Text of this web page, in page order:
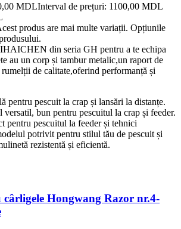
MDLInterval de prețuri: 1100,00 MDL
produs are mai multe variații. Opțiunile
din seria GH pentru a te echipa
au un corp și tambur metalic,un raport de
de calitate,oferind performanță și
pentru pescuit la crap și lansări la distanțe.
bun pentru pescuitul la crap și feeder.
pentru pescuitul la feeder și tehnici
potrivit pentru stilul tău de pescuit și
rezistentă și eficientă.
cârligele Hongwang Razor nr.4-